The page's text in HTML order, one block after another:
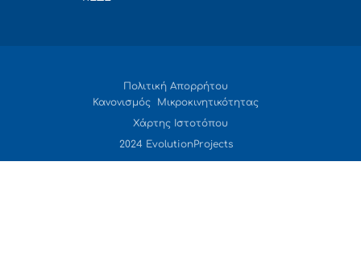
Πολιτική Απορρήτου
Κανονισμός Μικροκινητικότητας
Χάρτης Ιστοτόπου
2024 EvolutionProjects